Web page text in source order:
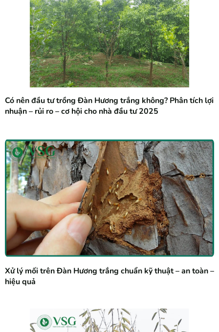
Có nên đầu tư trồng Đàn Hương trắng không? Phân tích lợi
nhuận – rủi ro – cơ hội cho nhà đầu tư 2025
Xử lý mối trên Đàn Hương trắng chuẩn kỹ thuật – an toàn –
hiệu quả